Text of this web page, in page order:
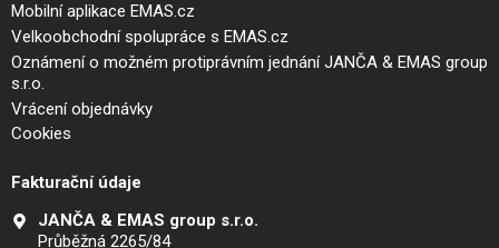
Mobilní aplikace EMAS.cz
Velkoobchodní spolupráce s EMAS.cz
Oznámení o možném protiprávním jednání JANČA & EMAS group
s.r.o.
Vrácení objednávky
Cookies
Fakturační údaje
JANČA & EMAS group s.r.o.
Průběžná 2265/84